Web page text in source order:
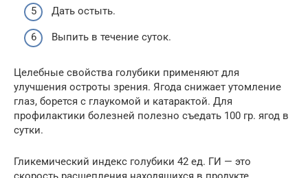
Дать остыть.
Выпить в течение суток.
Целебные свойства голубики применяют для
улучшения остроты зрения. Ягода снижает утомление
глаз, борется с глаукомой и катарактой. Для
профилактики болезней полезно съедать 100 гр. ягод в
сутки.
Гликемический индекс голубики 42 ед. ГИ — это